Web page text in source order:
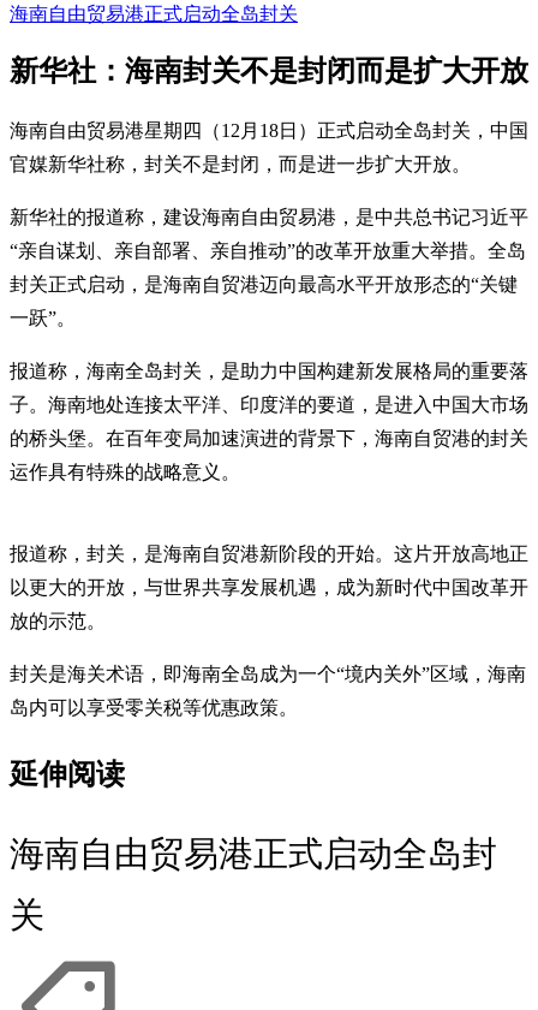
海南自由贸易港正式启动全岛封关
新华社：海南封关不是封闭而是扩大开放
海南自由贸易港星期四（12月18日）正式启动全岛封关，中国
官媒新华社称，封关不是封闭，而是进一步扩大开放。
新华社的报道称，建设海南自由贸易港，是中共总书记习近平
“亲自谋划、亲自部署、亲自推动”的改革开放重大举措。全岛
封关正式启动，是海南自贸港迈向最高水平开放形态的“关键
一跃”。
报道称，海南全岛封关，是助力中国构建新发展格局的重要落
子。海南地处连接太平洋、印度洋的要道，是进入中国大市场
的桥头堡。在百年变局加速演进的背景下，海南自贸港的封关
运作具有特殊的战略意义。
报道称，封关，是海南自贸港新阶段的开始。这片开放高地正
以更大的开放，与世界共享发展机遇，成为新时代中国改革开
放的示范。
封关是海关术语，即海南全岛成为一个“境内关外”区域，海南
岛内可以享受零关税等优惠政策。
延伸阅读
海南自由贸易港正式启动全岛封
关